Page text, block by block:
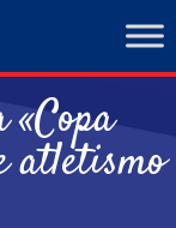
atletismo